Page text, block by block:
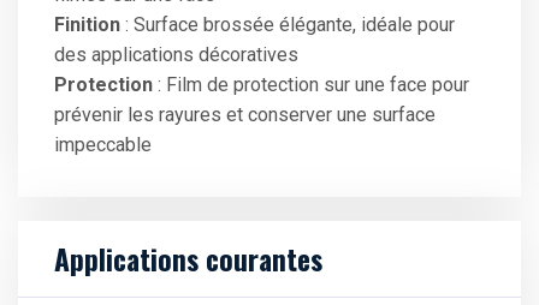
Finition : Surface brossée élégante, idéale pour
des applications décoratives
Protection : Film de protection sur une face pour
prévenir les rayures et conserver une surface
impeccable
Applications courantes